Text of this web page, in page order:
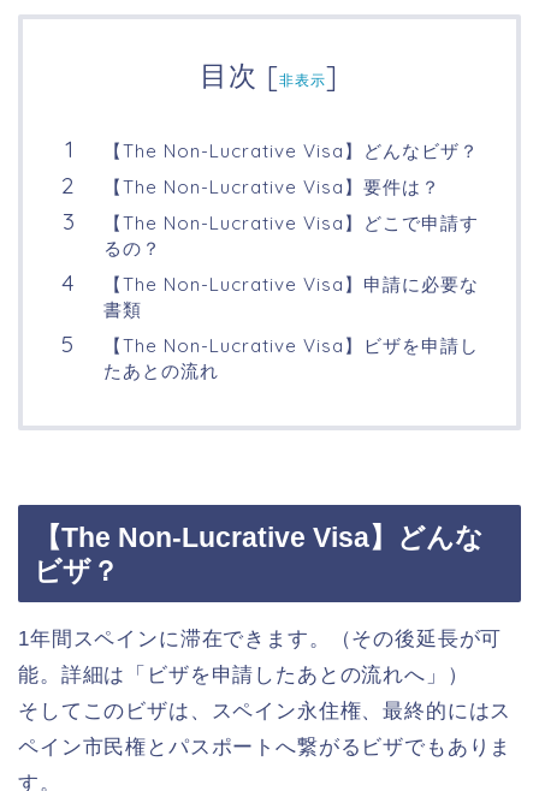
目次 [非表示]
【The Non-Lucrative Visa】どんなビザ？
【The Non-Lucrative Visa】要件は？
【The Non-Lucrative Visa】どこで申請す
るの？
【The Non-Lucrative Visa】申請に必要な
書類
【The Non-Lucrative Visa】ビザを申請し
たあとの流れ
【The Non-Lucrative Visa】どんな
ビザ？
1年間スペインに滞在できます。（その後延長が可
能。詳細は「ビザを申請したあとの流れへ」）
そしてこのビザは、スペイン永住権、最終的にはス
ペイン市民権とパスポートへ繋がるビザでもありま
す。